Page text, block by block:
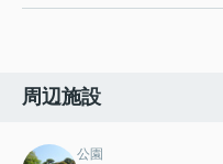
周辺施設
公園